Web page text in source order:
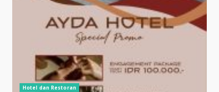
Hotel dan Restoran